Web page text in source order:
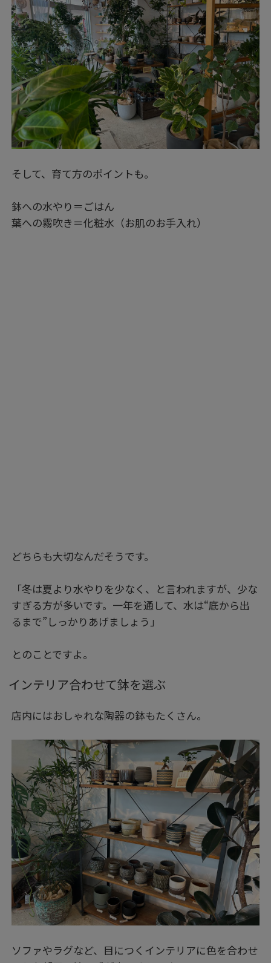
そして、育て方のポイントも。
鉢への水やり＝ごはん
葉への霧吹き＝化粧水（お肌のお手入れ）
どちらも大切なんだそうです。
「冬は夏より水やりを少なく、と言われますが、少な
すぎる方が多いです。一年を通して、水は“底から出
るまで”しっかりあげましょう」
とのことですよ。
インテリア合わせて鉢を選ぶ
店内にはおしゃれな陶器の鉢もたくさん。
ソファやラグなど、目につくインテリアに色を合わせ